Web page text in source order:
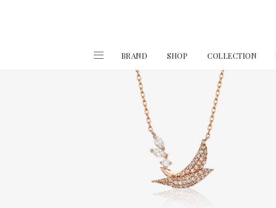
BRAND SHOP COLLECTION